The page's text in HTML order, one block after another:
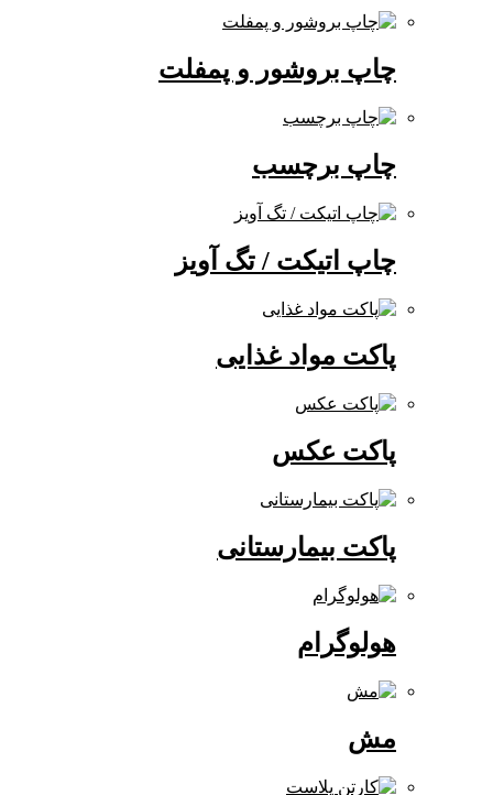
چاپ بروشور و پمفلت
چاپ برچسب
چاپ اتیکت / تگ آویز
پاکت مواد غذایی
پاکت عکس
پاکت بیمارستانی
هولوگرام